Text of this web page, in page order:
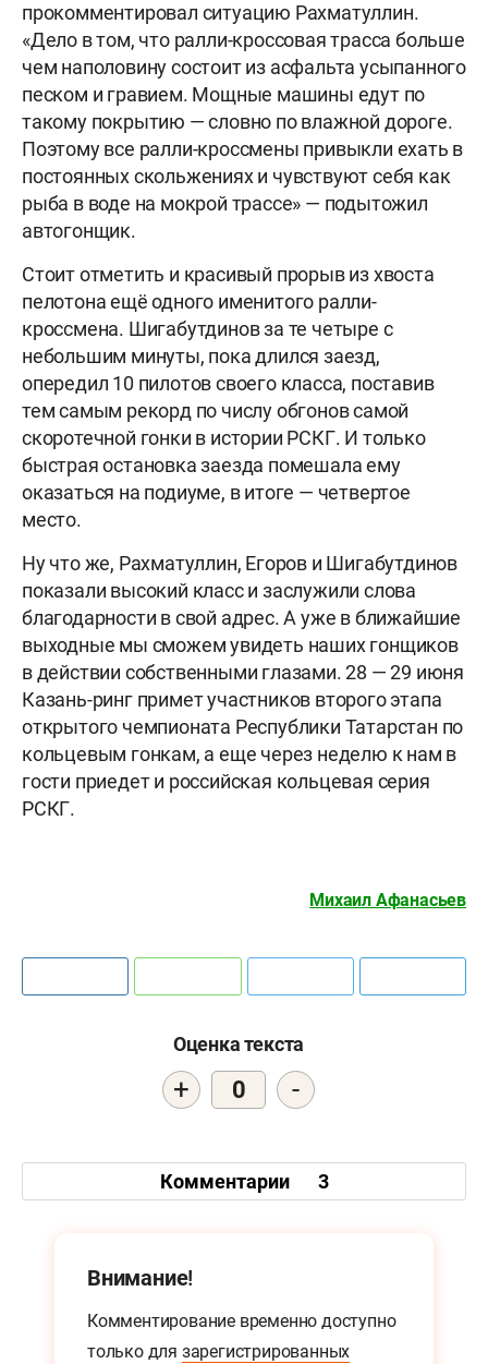
прокомментировал ситуацию Рахматуллин.
«Дело в том, что ралли-кроссовая трасса больше
чем наполовину состоит из асфальта усыпанного
песком и гравием. Мощные машины едут по
такому покрытию — словно по влажной дороге.
Поэтому все ралли-кроссмены привыкли ехать в
постоянных скольжениях и чувствуют себя как
рыба в воде на мокрой трассе» — подытожил
автогонщик.
Стоит отметить и красивый прорыв из хвоста
пелотона ещё одного именитого ралли-
кроссмена. Шигабутдинов за те четыре с
небольшим минуты, пока длился заезд,
опередил 10 пилотов своего класса, поставив
тем самым рекорд по числу обгонов самой
скоротечной гонки в истории РСКГ. И только
быстрая остановка заезда помешала ему
оказаться на подиуме, в итоге — четвертое
место.
Ну что же, Рахматуллин, Егоров и Шигабутдинов
показали высокий класс и заслужили слова
благодарности в свой адрес. А уже в ближайшие
выходные мы сможем увидеть наших гонщиков
в действии собственными глазами. 28 — 29 июня
Казань-ринг примет участников второго этапа
открытого чемпионата Республики Татарстан по
кольцевым гонкам, а еще через неделю к нам в
гости приедет и российская кольцевая серия
РСКГ.
Михаил Афанасьев
Оценка текста
+ 0 -
Комментарии 3
Внимание!
Комментирование временно доступно
только для зарегистрированных